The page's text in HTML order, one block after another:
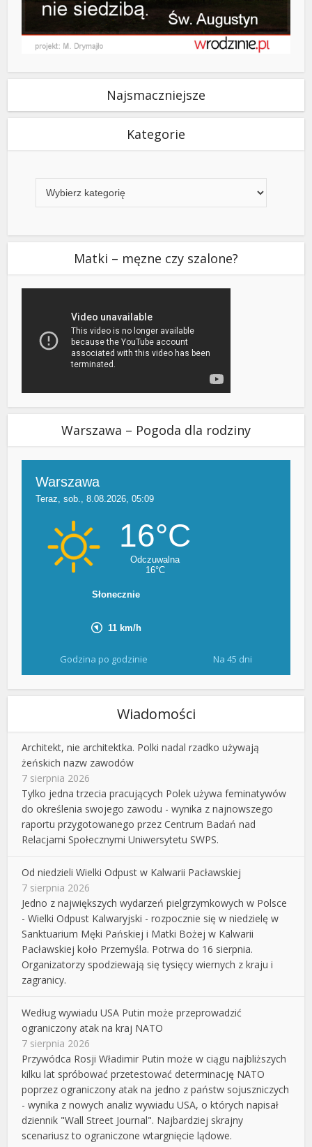
Najsmaczniejsze
Kategorie
Matki – męzne czy szalone?
Warszawa – Pogoda dla rodziny
Godzina po godzinie Na 45 dni
Wiadomości
Architekt, nie architektka. Polki nadal rzadko używają
żeńskich nazw zawodów
7 sierpnia 2026
Tylko jedna trzecia pracujących Polek używa feminatywów
do określenia swojego zawodu - wynika z najnowszego
raportu przygotowanego przez Centrum Badań nad
Relacjami Społecznymi Uniwersytetu SWPS.
Od niedzieli Wielki Odpust w Kalwarii Pacławskiej
7 sierpnia 2026
Jedno z największych wydarzeń pielgrzymkowych w Polsce
- Wielki Odpust Kalwaryjski - rozpocznie się w niedzielę w
Sanktuarium Męki Pańskiej i Matki Bożej w Kalwarii
Pacławskiej koło Przemyśla. Potrwa do 16 sierpnia.
Organizatorzy spodziewają się tysięcy wiernych z kraju i
zagranicy.
Według wywiadu USA Putin może przeprowadzić
ograniczony atak na kraj NATO
7 sierpnia 2026
Przywódca Rosji Władimir Putin może w ciągu najbliższych
kilku lat spróbować przetestować determinację NATO
poprzez ograniczony atak na jedno z państw sojuszniczych
- wynika z nowych analiz wywiadu USA, o których napisał
dziennik "Wall Street Journal". Najbardziej skrajny
scenariusz to ograniczone wtargnięcie lądowe.